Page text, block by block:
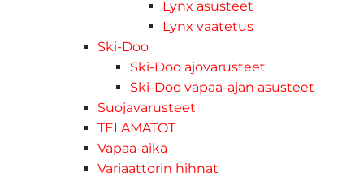
Lynx asusteet
Lynx vaatetus
Ski-Doo
Ski-Doo ajovarusteet
Ski-Doo vapaa-ajan asusteet
Suojavarusteet
TELAMATOT
Vapaa-aika
Variaattorin hihnat